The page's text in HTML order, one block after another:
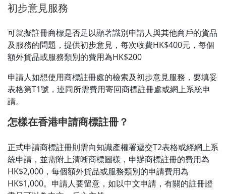
初步意見服務
可就擬註冊商標是否足以顯著識別申請人與其他商戶的貨品
及服務的問題，提供初步意見，每次收費HK$400元，每個
額外貨品或服務類別的費用為HK$200
申請人如想使用商標註冊處的檢索及初步意見服務，要填妥
表格第T1號，連同所需費用寄回商標註冊處或網上系統申
請。
怎樣在香港申請商標註冊？
正式申請商標註冊則需向知識產權署遞交T2表格或經網上系
統申請，並需附上清晰商標圖樣，申辦商標註冊的費用為
HK$2,000，每個額外貨品或服務類別的申請費用為
HK$1,000。申請人要留意，如以中文申請，有關的註冊證